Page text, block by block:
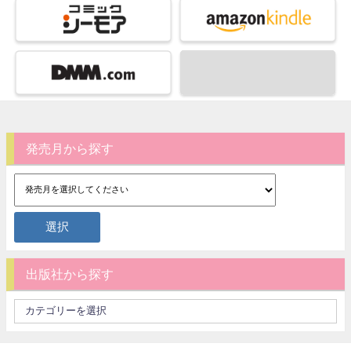
発売月から探す
出版社から探す